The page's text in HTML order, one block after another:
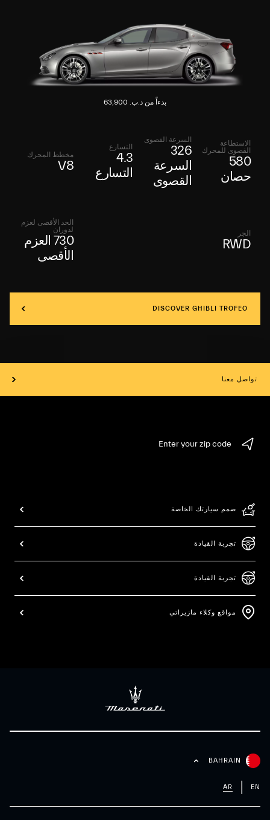
بدءاً من د.ب. 63,900
الاستطاعة
القصوى للمحرك
580
حصان
السرعة القصوى
326
السرعة
القصوى
التسارع
4.3
التسارع
مخطط المحرك
V8
الجر
RWD
الحد الأقصى لعزم
لدوران
730 العزم
الأقصى
DISCOVER GHIBLI TROFEO
تواصل معنا
Enter your zip code
صمم سيارتك الخاصة
تجربة القيادة
تجربة القيادة
مواقع وكلاء مازيراتي
BAHRAIN
EN
AR